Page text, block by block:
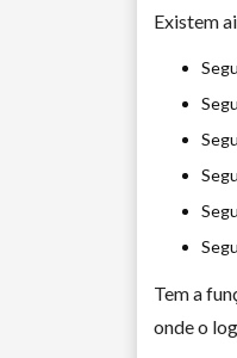
Existem
Tem a
onde o